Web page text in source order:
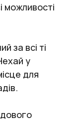
можливості
за всі ті
у
для